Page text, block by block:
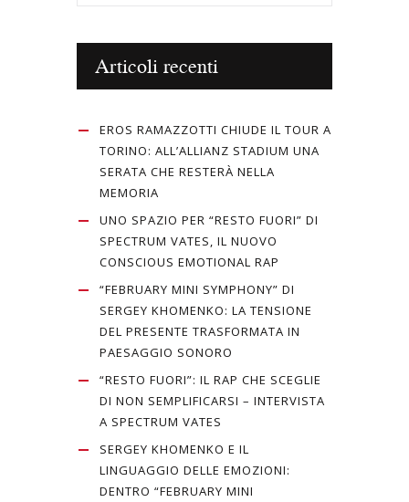
Articoli recenti
EROS RAMAZZOTTI CHIUDE IL TOUR A
TORINO: ALL’ALLIANZ STADIUM UNA
SERATA CHE RESTERÀ NELLA
MEMORIA
UNO SPAZIO PER “RESTO FUORI” DI
SPECTRUM VATES, IL NUOVO
CONSCIOUS EMOTIONAL RAP
“FEBRUARY MINI SYMPHONY” DI
SERGEY KHOMENKO: LA TENSIONE
DEL PRESENTE TRASFORMATA IN
PAESAGGIO SONORO
“RESTO FUORI”: IL RAP CHE SCEGLIE
DI NON SEMPLIFICARSI – INTERVISTA
A SPECTRUM VATES
SERGEY KHOMENKO E IL
LINGUAGGIO DELLE EMOZIONI:
DENTRO “FEBRUARY MINI